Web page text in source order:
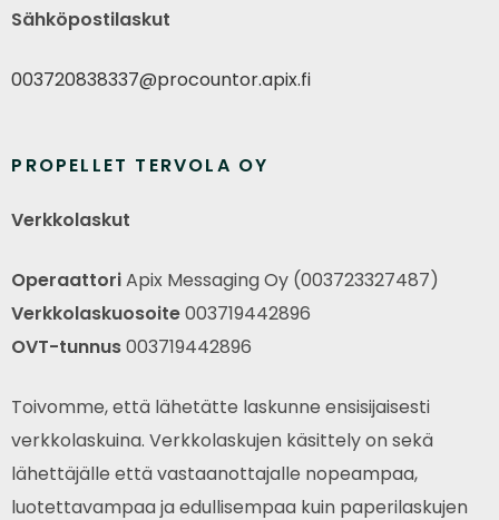
Sähköpostilaskut
003720838337@procountor.apix.fi
PROPELLET TERVOLA OY
Verkkolaskut
OperaattoriApix Messaging Oy (003723327487)
Verkkolaskuosoite003719442896
OVT-tunnus003719442896
Toivomme, että lähetätte laskunne ensisijaisesti
verkkolaskuina. Verkkolaskujen käsittely on sekä
lähettäjälle että vastaanottajalle nopeampaa,
luotettavampaa ja edullisempaa kuin paperilaskujen